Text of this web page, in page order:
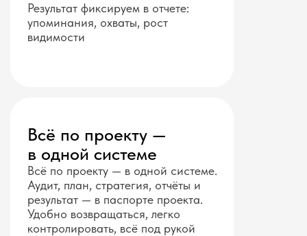
Всё по проекту —
в одной системе
Всё по проекту — в одной системе.
Аудит, план, стратегия, отчёты и
результат — в паспорте проекта.
Удобно возвращаться, легко
контролировать, всё под рукой
Результат фиксируем в отчете:
упоминания, охваты, рост
видимости